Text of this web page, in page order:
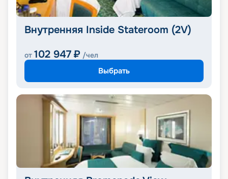
Внутренняя Inside Stateroom (2V)
от 102 947 ₽ /чел
Выбрать